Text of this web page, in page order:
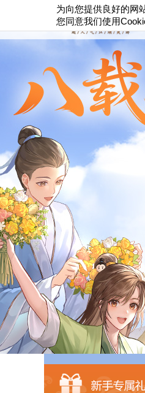
为向您提供良好的网
您同意我们使用